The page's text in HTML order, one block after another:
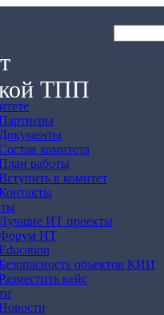
ТПП
Документы
комитета
работы
в комитет
ИТ проекты
ИТ
объектов КИИ
кейс